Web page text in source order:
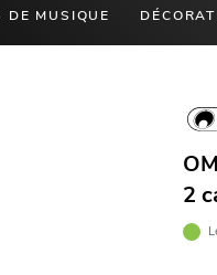
DE MUSIQUE
2